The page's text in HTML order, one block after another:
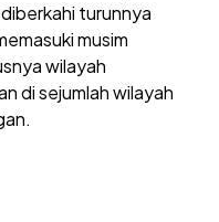
diberkahi turunnya
musim
wilayah
di sejumlah wilayah